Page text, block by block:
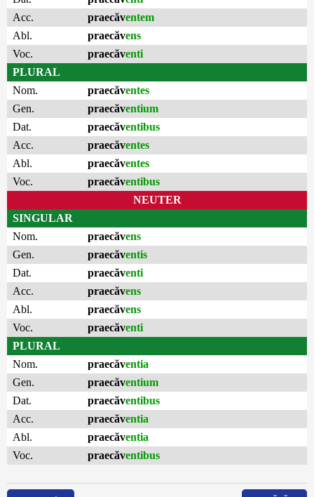
Acc.
praecăventem
Abl.
praecăvens
Voc.
praecăventi
PLURAL
Nom.
praecăventes
Gen.
praecăventium
Dat.
praecăventibus
Acc.
praecăventes
Abl.
praecăventes
Voc.
praecăventibus
NEUTER
SINGULAR
Nom.
praecăvens
Gen.
praecăventis
Dat.
praecăventi
Acc.
praecăvens
Abl.
praecăvens
Voc.
praecăventi
PLURAL
Nom.
praecăventia
Gen.
praecăventium
Dat.
praecăventibus
Acc.
praecăventia
Abl.
praecăventia
Voc.
praecăventibus